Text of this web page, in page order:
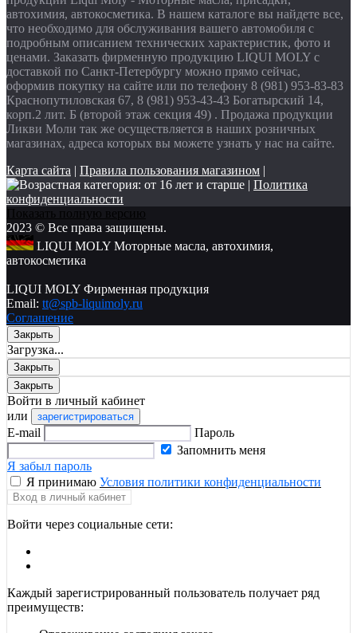
автохимия, автокосметика. В нашем каталоге вы найдете все,
что необходимо для обслуживания вашего автомобиля с
подробным описанием технических характеристик, фото и
ценами. Заказать фирменную продукцию LIQUI MOLY с
доставкой по Санкт-Петербургу можно прямо сейчас,
оформив покупку на сайте или по телефону 8 (981) 953-83-83
Краснопутиловская 67, 8 (981) 953-43-43 Богатырский 14,
корп.2 лит. Б (второй этаж секция 49) . Продажа продукции
Ликви Моли так же осуществляется в наших розничных
магазинах, адреса которых вы можете узнать у нас на сайте.
Карта сайта | Правила пользования магазином |
| Политика
конфиденциальности
Показать полную версию
2023 © Все права защищены.
LIQUI MOLY Моторные масла, автохимия,
автокосметика
LIQUI MOLY Фирменная продукция
Email: tt@spb-liquimoly.ru
Соглашение
Закрыть
Загрузка...
Закрыть
Закрыть
Войти в личный кабинет
или
зарегистрироваться
E-mail
Пароль
Запомнить меня
Я забыл пароль
Я принимаю Условия политики конфиденциальности
Вход в личный кабинет
Войти через социальные сети:
Каждый зарегистрированный пользователь получает ряд
преимуществ: